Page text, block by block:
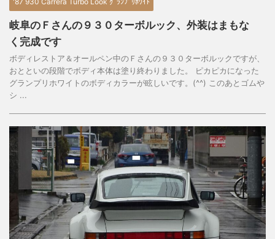
岐阜のＦさんの９３０ターボルック、外装はまもな
く完成です
ボディレストア＆オールペン中のＦさんの９３０ターボルックですが、
おとといの段階でボディ本体は塗り終わりました。 ピカピカになった
グランプリホワイトのボディカラーが眩しいです。(^^) このあとゴムや
シ ...